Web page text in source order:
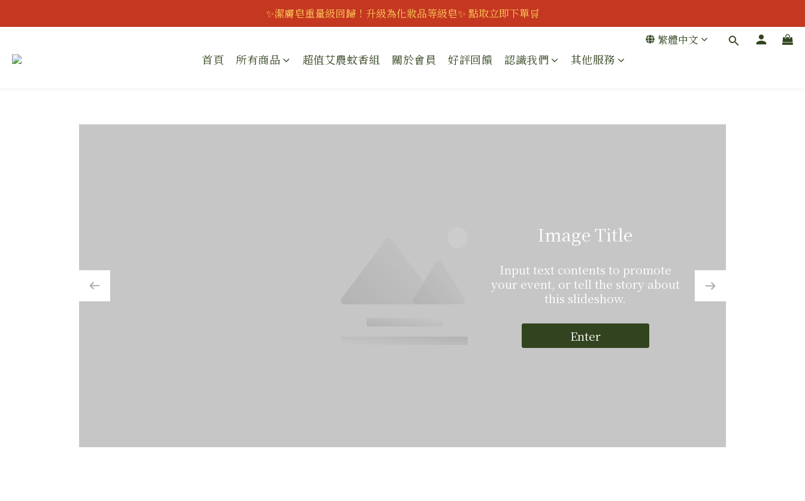
👔歡慶父親節｜全館95折｜滿888即可獲得滿額贈｜會員可再享專屬折扣👔
✨潔膚皂重量級回歸！升級為化妝品等級皂✨ 點取立即下單🛒
👔歡慶父親節｜全館95折｜滿888即可獲得滿額贈｜會員可再享專屬折扣👔
繁體中文
首頁 所有商品 超值艾農蚊香組 關於會員 好評回饋 認識我們 其他服務
Image Title
Input text contents to promote
your event, or tell the story about
this slideshow.
Enter
Input text contents to
your event, or tell the story
this slideshow.